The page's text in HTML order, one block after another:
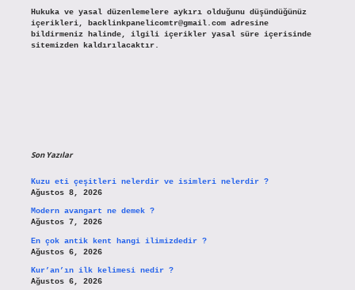
Hukuka ve yasal düzenlemelere aykırı olduğunu düşündüğünüz
içerikleri,
backlinkpanelicomtr@gmail.comadresine
bildirmeniz halinde, ilgili içerikler yasal süre içerisinde
sitemizden kaldırılacaktır.
Son Yazılar
Kuzu eti çeşitleri nelerdir ve isimleri nelerdir ?
Ağustos 8, 2026
Modern avangart ne demek ?
Ağustos 7, 2026
En çok antik kent hangi ilimizdedir ?
Ağustos 6, 2026
Kur’an’ın ilk kelimesi nedir ?
Ağustos 6, 2026